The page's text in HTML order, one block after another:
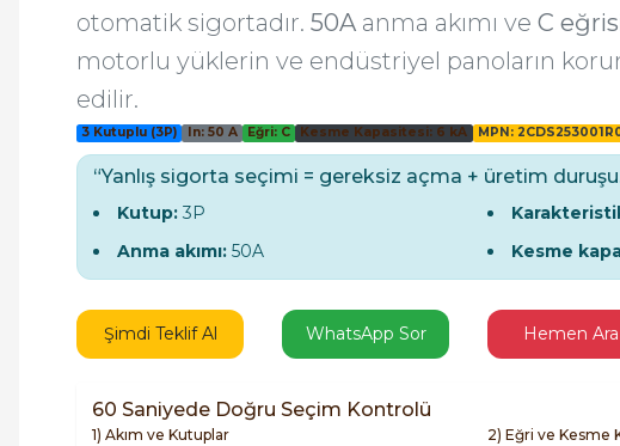
otomatik sigortadır. 50A anma akımı ve C
motorlu yüklerin ve endüstriyel panoların
edilir.
3 Kutuplu (3P) In: 50 A Eğri: C Kesme Kapasitesi: 6 kA MPN:
“Yanlış sigorta seçimi = gereksiz açma + üretim
Kutup:3P
Anma akımı:50A
Kesme
Şimdi Teklif Al WhatsApp Sor Hemen Ara
60 Saniyede Doğru Seçim Kontrolü
1) Akım ve Kutuplar 2) Eğri ve Kesme